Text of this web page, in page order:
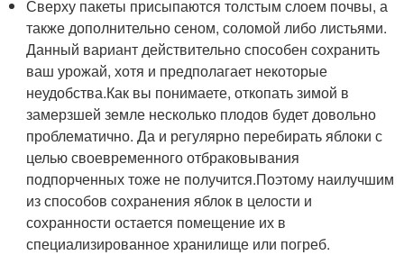
Сверху пакеты присыпаются толстым слоем почвы, а
также дополнительно сеном, соломой либо листьями.
Данный вариант действительно способен сохранить
ваш урожай, хотя и предполагает некоторые
неудобства.Как вы понимаете, откопать зимой в
замерзшей земле несколько плодов будет довольно
проблематично. Да и регулярно перебирать яблоки с
целью своевременного отбраковывания
подпорченных тоже не получится.Поэтому наилучшим
из способов сохранения яблок в целости и
сохранности остается помещение их в
специализированное хранилище или погреб.